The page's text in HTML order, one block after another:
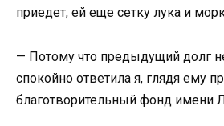
приедет, ей еще сетку лука и
— Потому что предыдущий долг
спокойно ответила я, глядя ему
благотворительный фонд имени